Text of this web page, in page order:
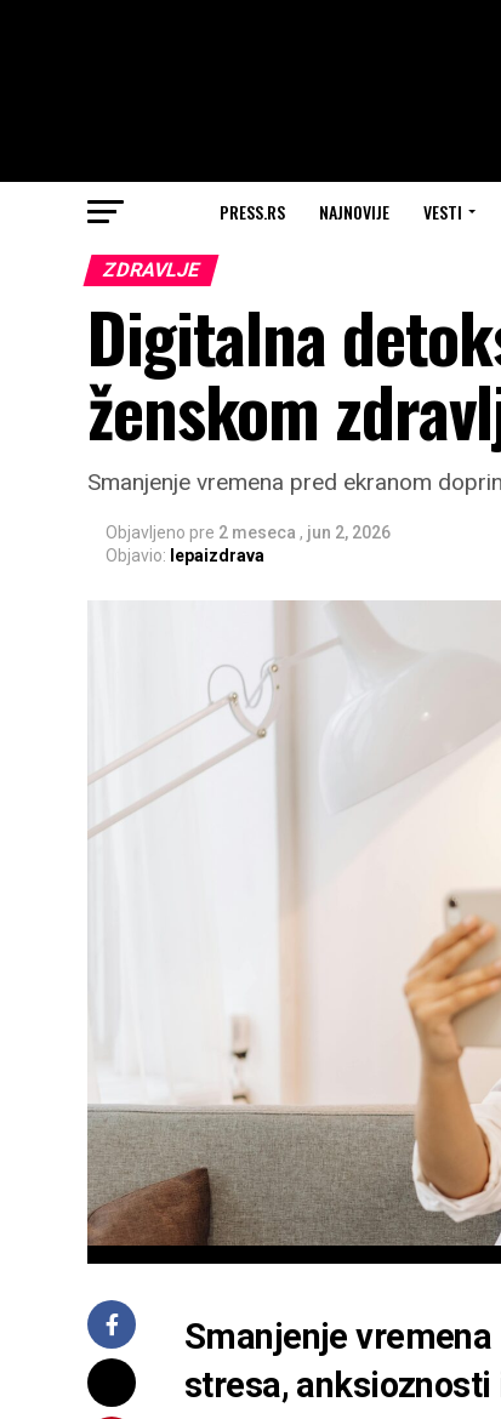
PRESS.RS NAJNOVIJE VESTI
ZDRAVLJE
Digitalna
ženskom
Smanjenje vremena pred ekranom
Objavljeno pre 2 meseca , jun 2, 2026
Objavio: lepaizdrava
Smanjenje
stresa,